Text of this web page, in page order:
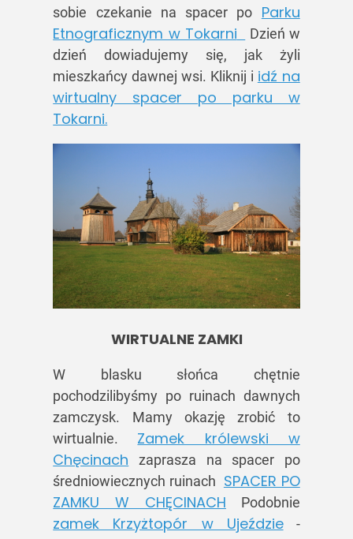
sobie czekanie na spacer po Parku
Etnograficznym w Tokarni
Dzień w
dzień dowiadujemy się, jak żyli
mieszkańcy dawnej wsi. Kliknij i idź na
wirtualny spacer po parku w
Tokarni.
WIRTUALNE ZAMKI
W blasku słońca chętnie
pochodzilibyśmy po ruinach dawnych
zamczysk. Mamy okazję zrobić to
wirtualnie. Zamek królewski w
Chęcinach zaprasza na spacer po
średniowiecznych ruinach SPACER PO
ZAMKU W CHĘCINACH Podobnie
zamek Krzyżtopór w Ujeździe-